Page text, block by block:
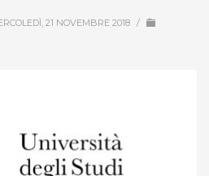
21 NOVEMBRE 2018 /